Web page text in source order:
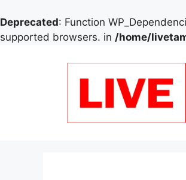
Deprecated: Function
supported browsers. in /home/